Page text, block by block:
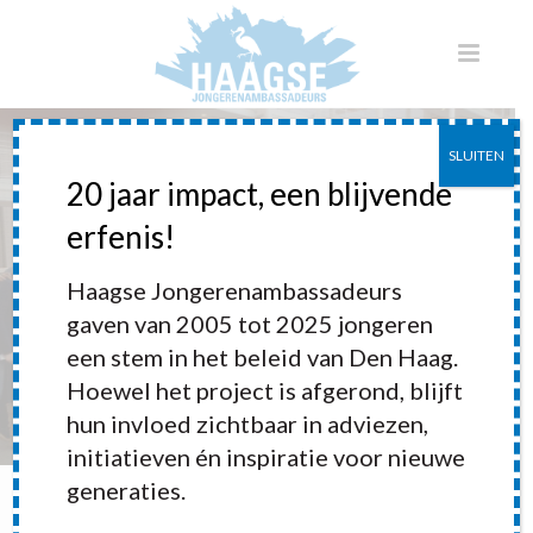
Adviezen elk half jaar
bijgewerkt
20 jaar impact, een blijvende
erfenis!
Haagse Jongerenambassadeurs
gaven van 2005 tot 2025 jongeren
een stem in het beleid van Den Haag.
Hoewel het project is afgerond, blijft
hun invloed zichtbaar in adviezen,
initiatieven én inspiratie voor nieuwe
generaties.
SLUITEN